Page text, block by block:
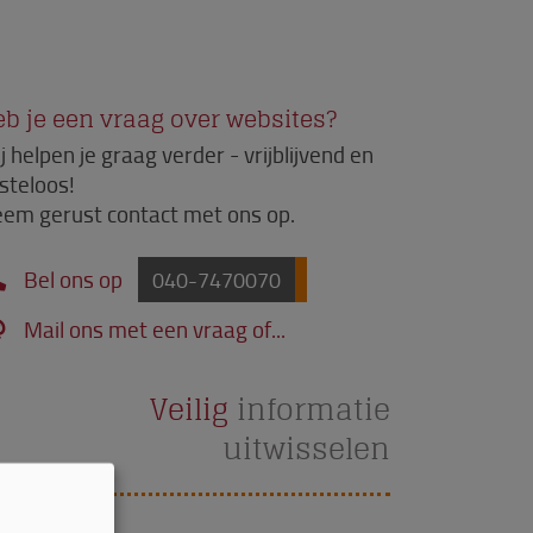
je een vraag over websites?
helpen je graag verder - vrijblijvend en
gerust contact met ons op.
Bel ons op 040-7470070
Mail ons met een vraag of...
Veilig informatie
uitwisselen